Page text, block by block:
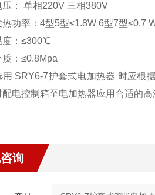
压： 单相220V 三相380V
热功率：4型5型≤1.8W 6型7型≤0.7
度：≤300℃
：≤0.8Mpa
用 SRY6-7护套式电加热器 时应根
电控制箱至电加热器应用合适的高
询